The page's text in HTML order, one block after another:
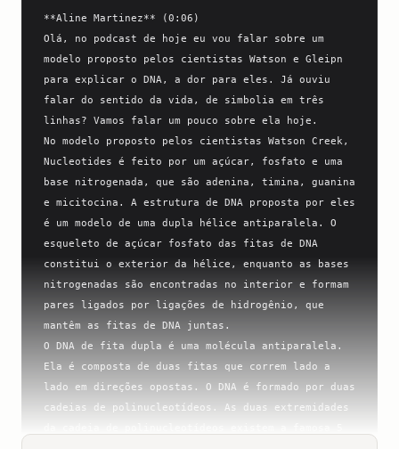
**Aline Martinez** (0:06)
Olá, no podcast de hoje eu vou falar sobre um
modelo proposto pelos cientistas Watson e Gleipn
para explicar o DNA, a dor para eles. Já ouviu
falar do sentido da vida, de simbolia em três
linhas? Vamos falar um pouco sobre ela hoje.
No modelo proposto pelos cientistas Watson Creek,
Nucleotides é feito por um açúcar, fosfato e uma
base nitrogenada, que são adenina, timina, guanina
e micitocina. A estrutura de DNA proposta por eles
é um modelo de uma dupla hélice antiparalela. O
esqueleto de açúcar fosfato das fitas de DNA
constitui o exterior da hélice, enquanto as bases
nitrogenadas são encontradas no interior e formam
pares ligados por ligações de hidrogênio, que
mantêm as fitas de DNA juntas.
O DNA de fita dupla é uma molécula antiparalela.
Ela é composta de duas fitas que correm lado a
lado em direções opostas. O DNA é formado por duas
cadeias de polinucleotídeos. As duas extremidades